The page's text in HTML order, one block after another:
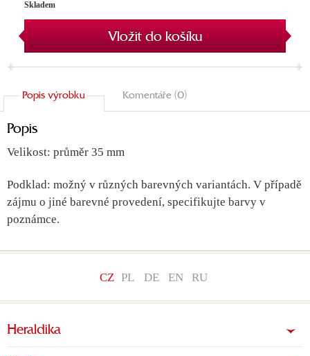
Skladem
Vložit do košíku
Popis výrobku Komentáře (0)
Popis
Velikost: průměr 35 mm
Podklad: možný v různých barevných variantách. V případě
zájmu o jiné barevné provedení, specifikujte barvy v
poznámce.
CZ PL DE EN RU
Heraldika